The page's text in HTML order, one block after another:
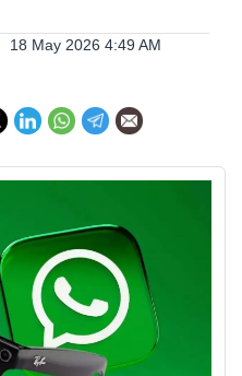
18 May 2026 4:49 AM